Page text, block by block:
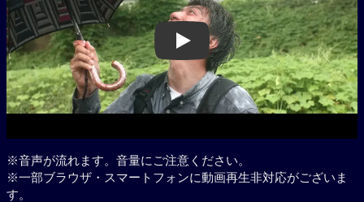
Play
※音声が流れます。音量にご注意ください。
※一部ブラウザ・スマートフォンに動画再生非対応がございま
す。